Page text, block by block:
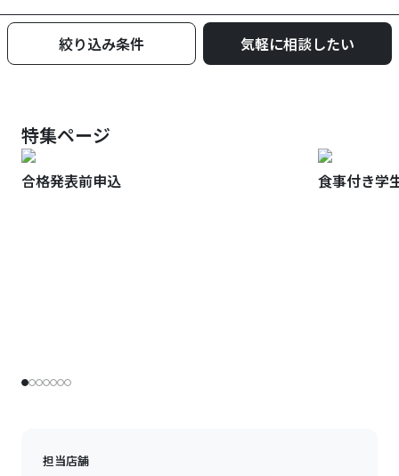
絞り込み条件 気軽に相談したい
特集ページ
合格発表前申込 食事付き学
担当店舗